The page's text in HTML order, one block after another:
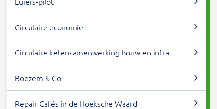
Circulaire economie
Circulaire ketensamenwerking bouw en infra
Boezem & Co
Repair Cafés in de Hoeksche Waard